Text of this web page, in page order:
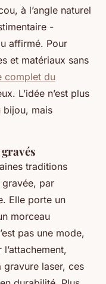
à l’angle naturel
-
affirmé. Pour
et matériaux sans
complet du
L’idée n’est plus
bijou, mais
traditions
par
Elle porte un
morceau
pas une mode,
gravure laser, ces